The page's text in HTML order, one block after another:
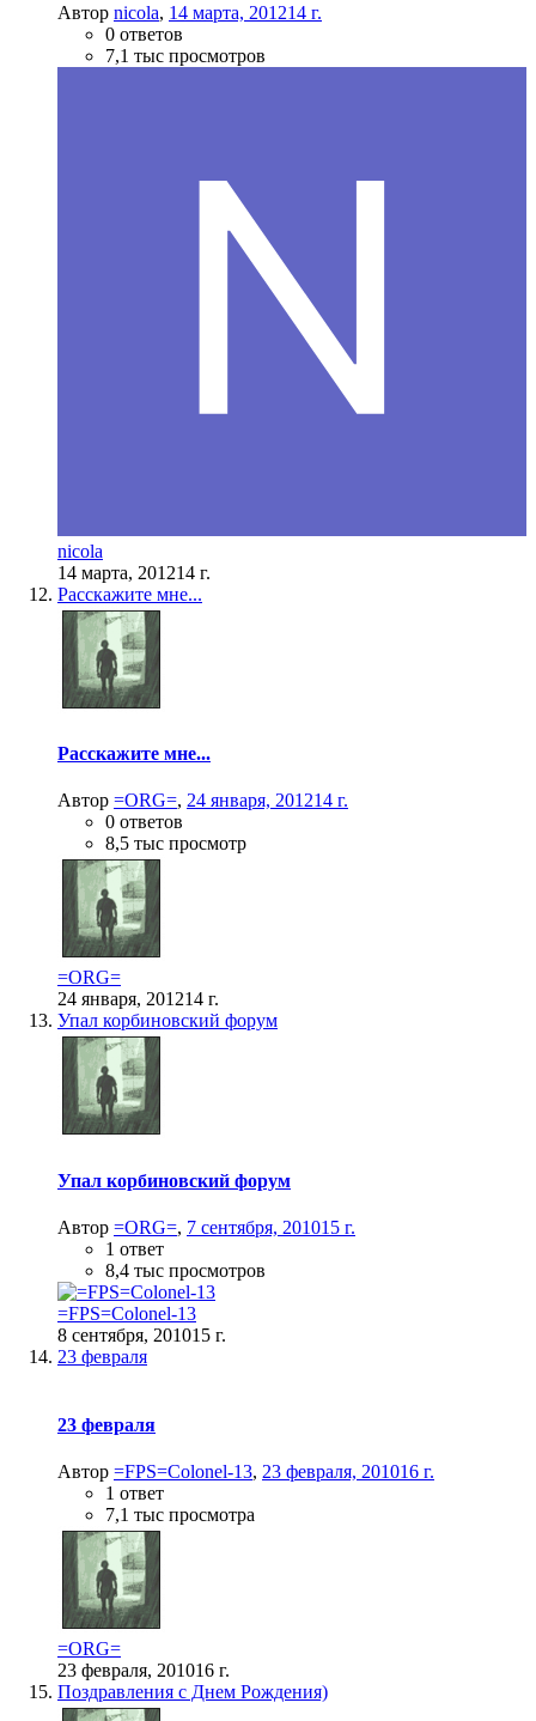
Автор nicola, 14 марта, 201214 г.
0 ответов
7,1 тыс просмотров
nicola
14 марта, 201214 г.
Расскажите мне...
Расскажите мне...
Автор =ORG=, 24 января, 201214 г.
0 ответов
8,5 тыс просмотр
=ORG=
24 января, 201214 г.
Упал корбиновский форум
Упал корбиновский форум
Автор =ORG=, 7 сентября, 201015 г.
1 ответ
8,4 тыс просмотров
=FPS=Colonel-13
8 сентября, 201015 г.
23 февраля
23 февраля
Автор =FPS=Colonel-13, 23 февраля, 201016 г.
1 ответ
7,1 тыс просмотра
=ORG=
23 февраля, 201016 г.
Поздравления с Днем Рождения)